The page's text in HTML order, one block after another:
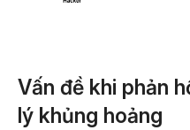
Vấn đề khi phản
lý khủng hoảng